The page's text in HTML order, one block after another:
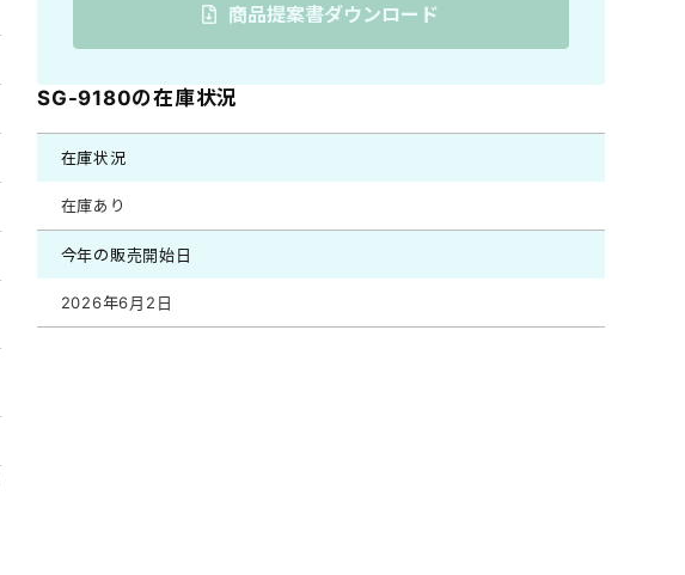
商品提案書ダウンロード
SG-9180の在庫状況
在庫状況
在庫あり
今年の販売開始日
2026年6月2日